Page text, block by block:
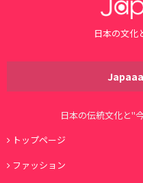
日本の文化
日本の伝統文化と"
トップページ
ファッション